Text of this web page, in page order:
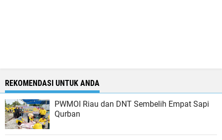
REKOMENDASI UNTUK ANDA
PWMOI Riau dan DNT Sembelih Empat Sapi
Qurban